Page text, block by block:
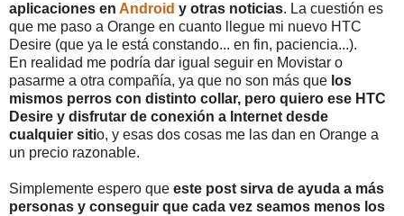
aplicaciones en Android y otras noticias. La cuestión es
que me paso a Orange en cuanto llegue mi nuevo HTC
Desire (que ya le está constando... en fin, paciencia...).
En realidad me podría dar igual seguir en Movistar o
pasarme a otra compañía, ya que no son más que los
mismos perros con distinto collar, pero quiero ese HTC
Desire y disfrutar de conexión a Internet desde
cualquier sitio, y esas dos cosas me las dan en Orange a
un precio razonable.
Simplemente espero que este post sirva de ayuda a más
personas y conseguir que cada vez seamos menos los